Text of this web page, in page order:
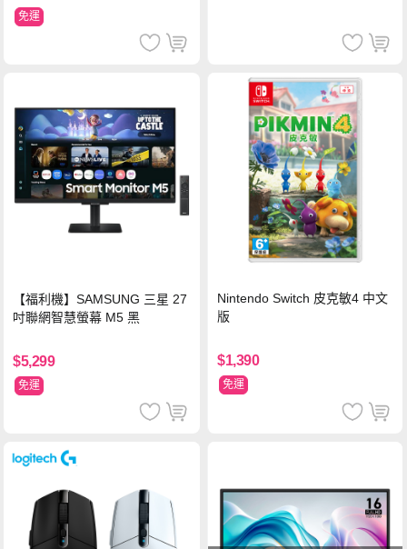
免運
【福利機】SAMSUNG 三星 27
吋聯網智慧螢幕 M5 黑
$5,299
免運
Nintendo Switch 皮克敏4 中文
版
$1,390
免運